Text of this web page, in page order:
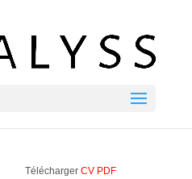
Télécharger CV PDF